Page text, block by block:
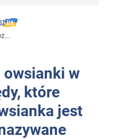
w
które
jest